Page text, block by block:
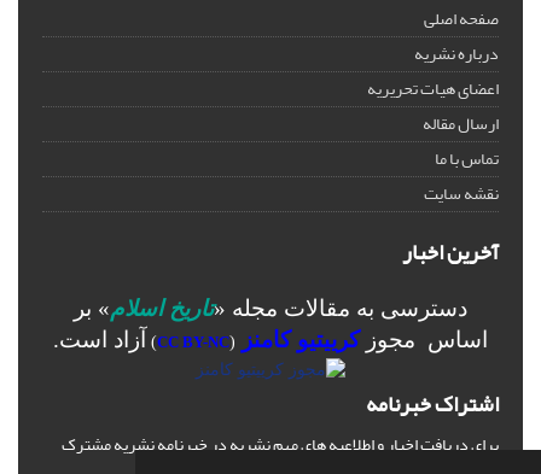
صفحه اصلی
درباره نشریه
اعضای هیات تحریریه
ارسال مقاله
تماس با ما
نقشه سایت
آخرین اخبار
دسترسی به مقالات مجله «تاریخ اسلام» بر
اساس مجوزکرییتیو کامنز (
CC BY-NC
) آزاد است.
اشتراک خبرنامه
برای دریافت اخبار و اطلاعیه های مهم نشریه در خبرنامه نشریه مشترک